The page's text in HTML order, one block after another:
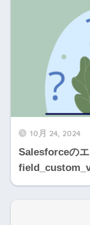
10月 24, 2024
Salesforceのエ